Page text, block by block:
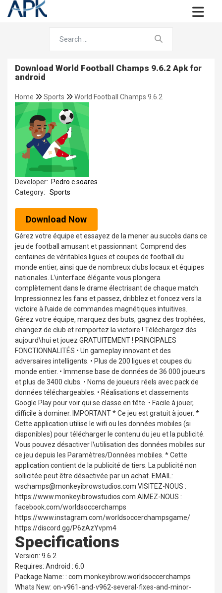
Download World Football Champs 9.6.2 Apk for
android
Home Sports World Football Champs 9.6.2
Developer: Pedro c soares
Category:
Sports
Download Now
Gérez votre équipe et essayez de la mener au succès dans ce
jeu de football amusant et passionnant. Comprend des
centaines de véritables ligues et coupes de football du
monde entier, ainsi que de nombreux clubs locaux et équipes
nationales. L\interface élégante vous plongera
complètement dans le drame électrisant de chaque match.
Impressionnez les fans et passez, dribblez et foncez vers la
victoire à l\aide de commandes magnétiques intuitives.
Gérez votre équipe, marquez des buts, gagnez des trophées,
changez de club et remportez la victoire ! Téléchargez dès
aujourd\hui et jouez GRATUITEMENT ! PRINCIPALES
FONCTIONNALITÉS • Un gameplay innovant et des
adversaires intelligents. • Plus de 200 ligues et coupes du
monde entier. • Immense base de données de 36 000 joueurs
et plus de 3400 clubs. • Noms de joueurs réels avec pack de
données téléchargeables. • Réalisations et classements
Google Play pour voir qui se classe en tête. • Facile à jouer,
difficile à dominer. IMPORTANT * Ce jeu est gratuit à jouer. *
Cette application utilise le wifi ou les données mobiles (si
disponibles) pour télécharger le contenu du jeu et la publicité.
Vous pouvez désactiver l\utilisation des données mobiles sur
ce jeu depuis les Paramètres/Données mobiles. * Cette
application contient de la publicité de tiers. La publicité non
sollicitée peut être désactivée par un achat. EMAIL:
wschamps@monkeyibrowstudios.com VISITEZ-NOUS :
https://www.monkeyibrowstudios.com AIMEZ-NOUS :
facebook.com/worldsoccerchamps
https://www.instagram.com/worldsoccerchampsgame/
https://discord.gg/P6zAzYvpm4
Specifications
Version: 9.6.2
Requires: Android : 6.0
Package Name: : com.monkeyibrow.worldsoccerchamps
Whats New: on-v961-and-v962-several-fixes-and-minor-